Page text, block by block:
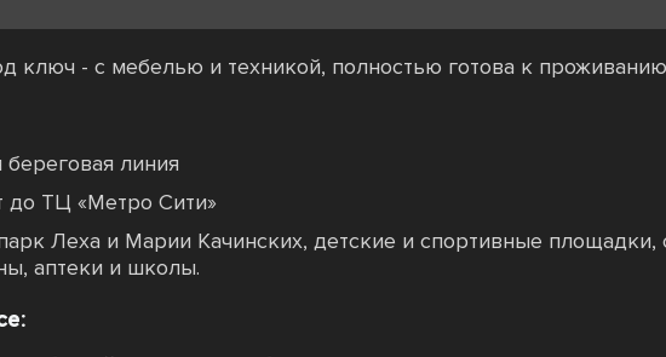
ключ - с мебелью и техникой, полностью готова к
линия
до ТЦ «Метро Сити»
Леха и Марии Качинских, детские и спортивные площадки,
аптеки и школы.